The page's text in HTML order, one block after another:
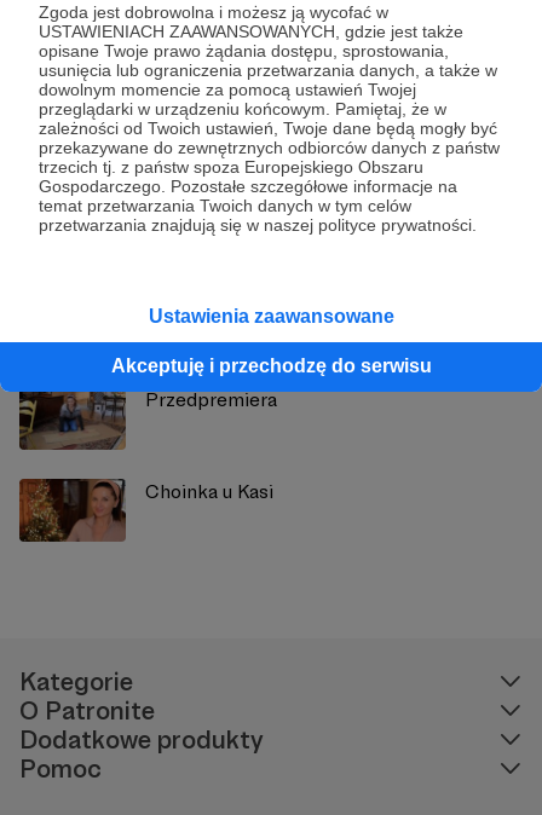
Zgoda jest dobrowolna i możesz ją wycofać w
USTAWIENIACH ZAAWANSOWANYCH, gdzie jest także
opisane Twoje prawo żądania dostępu, sprostowania,
usunięcia lub ograniczenia przetwarzania danych, a także w
dowolnym momencie za pomocą ustawień Twojej
przeglądarki w urządzeniu końcowym. Pamiętaj, że w
zależności od Twoich ustawień, Twoje dane będą mogły być
przekazywane do zewnętrznych odbiorców danych z państw
trzecich tj. z państw spoza Europejskiego Obszaru
Gospodarczego. Pozostałe szczegółowe informacje na
temat przetwarzania Twoich danych w tym celów
przetwarzania znajdują się w naszej polityce prywatności.
Ustawienia zaawansowane
Akceptuję i przechodzę do serwisu
To Sie Nie Uuuda
Zobacz profil autora
Zobacz również
Przedpremiera
Przedpremiera
Choinka u Kasi
Kategorie
O Patronite
Dodatkowe produkty
Pomoc